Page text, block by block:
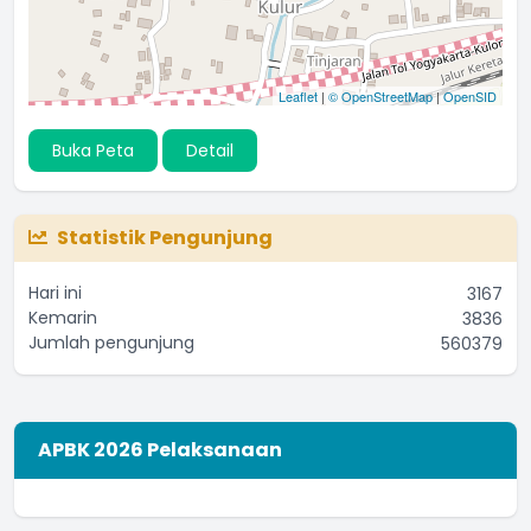
Leaflet | © OpenStreetMap|OpenSID
Buka Peta Detail
Statistik Pengunjung
Hari ini
3167
Kemarin
3836
Jumlah pengunjung
560379
APBK 2026 Pelaksanaan